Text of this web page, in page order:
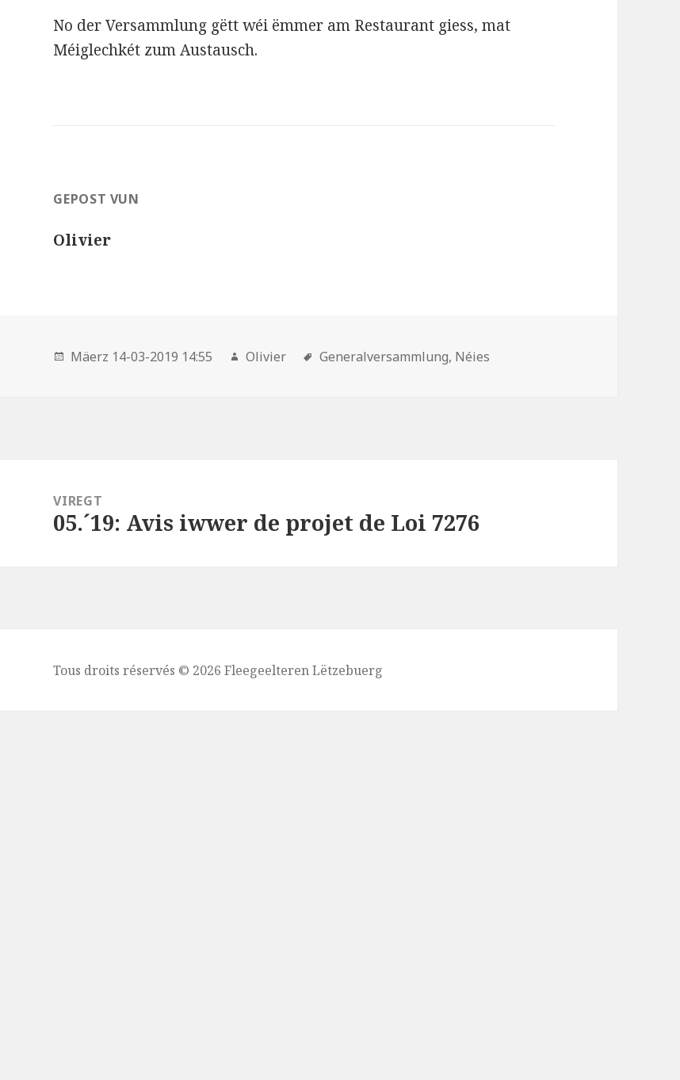
No der Versammlung gëtt wéi ëmmer am Restaurant giess, mat
Méiglechkét zum Austausch.
GEPOST VUN
Olivier
Mäerz 14-03-2019 14:55 Olivier Generalversammlung, Néies
navigationVIREGT
Viregt
05.´19: Avis iwwer de projet de Loi 7276
Tous droits réservés © 2026 Fleegeelteren Lëtzebuerg